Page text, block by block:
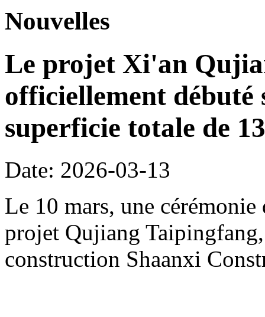
Nouvelles
Le projet Xi'an
officiellement débuté
superficie totale de
Date: 2026-03-13
Le 10 mars, une
projet Qujiang
construction Shaanxi